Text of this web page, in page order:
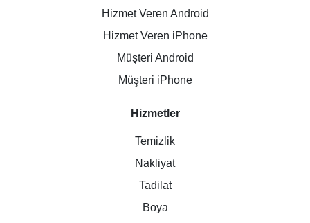
Hizmet Veren Android
Hizmet Veren iPhone
Müşteri Android
Müşteri iPhone
Hizmetler
Temizlik
Nakliyat
Tadilat
Boya